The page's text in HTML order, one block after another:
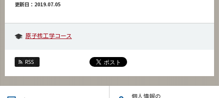
更新日：2019.07.05
原子核工学コース
RSS
個人情報の